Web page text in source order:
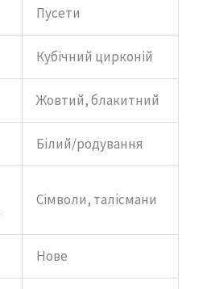
Пусети
Кубічний цирконій
Жовтий, блакитний
Білий/родування
Сімволи, талісмани
Нове